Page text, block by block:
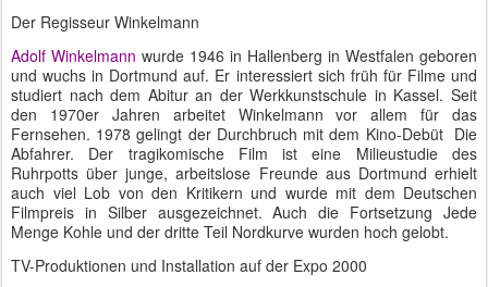
Der Regisseur Winkelmann
Adolf Winkelmann wurde 1946 in Hallenberg in Westfalen geboren
und wuchs in Dortmund auf. Er interessiert sich früh für Filme und
studiert nach dem Abitur an der Werkkunstschule in Kassel. Seit
den 1970er Jahren arbeitet Winkelmann vor allem für das
Fernsehen. 1978 gelingt der Durchbruch mit dem Kino-Debüt Die
Abfahrer. Der tragikomische Film ist eine Milieustudie des
Ruhrpotts über junge, arbeitslose Freunde aus Dortmund erhielt
auch viel Lob von den Kritikern und wurde mit dem Deutschen
Filmpreis in Silber ausgezeichnet. Auch die Fortsetzung Jede
Menge Kohle und der dritte Teil Nordkurve wurden hoch gelobt.
TV-Produktionen und Installation auf der Expo 2000